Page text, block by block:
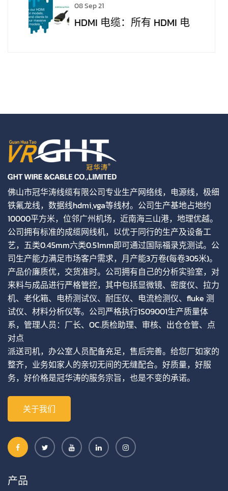
08 Sep 21
HDMI 电缆：所有 HDMI 电
佛山市冠华涛线缆有限公司专业生产网络线，电源线，极细
铁氟龙线，数据线hdmi,vga等线材。公司生产基地占地约
10000平方米，位邻广州机场，近南海三山港，地理优越。
公司拥有标准的成缆网线机，以优于同行的生产及设备工
艺，五类0.45mm六类0.51mm即可通过国际福录克测试。公
司生产能力满足市场客户需求，月产能3万卷(每卷305米)。
产品价廉质优，交货准时。公司拥有自己的分析实验室，对
来料与成品进行严格管控，其中包括显微镜、密度仪、拉力
机、老化箱、电桥测试仪、耐压仪、电流检测仪、fluke 测
试仪、材料分析仪等。公司严格执行1S09001生产质量体
系，管理人员：厂长、OC.质检助理、审核、出仓仓管、点
对点
派送司机，办公室人员配备充足，售后完善。给您厂如家的
整齐，业务如家人的亲切无间的无缝配合。好质量，好服
务，好价格是冠华涛的服务宗旨，也是不变的承诺。
关于我们
产品